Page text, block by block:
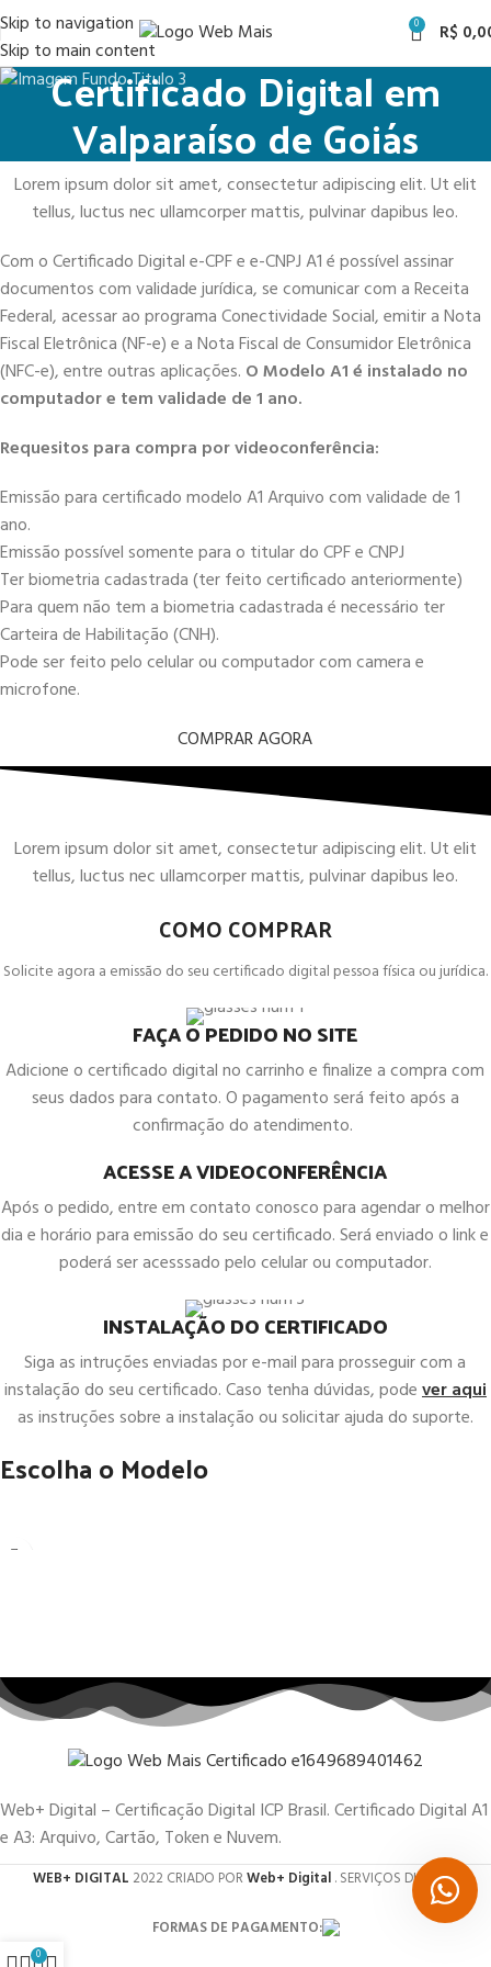
Skip to navigation
Skip to main content
0 R$
Certificado Digital em
Valparaíso de Goiás
Lorem ipsum dolor sit amet, consectetur adipiscing elit. Ut elit
tellus, luctus nec ullamcorper mattis, pulvinar dapibus leo.
Com o Certificado Digital e-CPF e e-CNPJ A1 é possível assinar
documentos com validade jurídica, se comunicar com a Receita
Federal, acessar ao programa Conectividade Social, emitir a Nota
Fiscal Eletrônica (NF-e) e a Nota Fiscal de Consumidor Eletrônica
(NFC-e), entre outras aplicações. O Modelo A1 é instalado no
computador e tem validade de 1 ano.
Requesitos para compra por videoconferência:
Emissão para certificado modelo A1 Arquivo com validade de 1
ano.
Emissão possível somente para o titular do CPF e CNPJ
Ter biometria cadastrada (ter feito certificado anteriormente)
Para quem não tem a biometria cadastrada é necessário ter
Carteira de Habilitação (CNH).
Pode ser feito pelo celular ou computador com camera e
microfone.
COMPRAR AGORA
Lorem ipsum dolor sit amet, consectetur adipiscing elit. Ut elit
tellus, luctus nec ullamcorper mattis, pulvinar dapibus leo.
COMO COMPRAR
Solicite agora a emissão do seu certificado digital pessoa física ou jurídica.
FAÇA O PEDIDO NO SITE
Adicione o certificado digital no carrinho e finalize a compra com
seus dados para contato. O pagamento será feito após a
confirmação do atendimento.
ACESSE A VIDEOCONFERÊNCIA
Após o pedido, entre em contato conosco para agendar o melhor
dia e horário para emissão do seu certificado. Será enviado o link e
poderá ser acesssado pelo celular ou computador.
INSTALAÇÃO DO CERTIFICADO
Siga as intruções enviadas por e-mail para prosseguir com a
instalação do seu certificado. Caso tenha dúvidas, podever aqui
as instruções sobre a instalação ou solicitar ajuda do suporte.
Escolha o Modelo
Web+ Digital – Certificação Digital ICP Brasil. Certificado Digital A1
e A3: Arquivo, Cartão, Token e Nuvem.
WEB+ DIGITAL 2022 CRIADO PORWeb+ Digital. SERVIÇOS DIGITAIS.
FORMAS DE PAGAMENTO:
0